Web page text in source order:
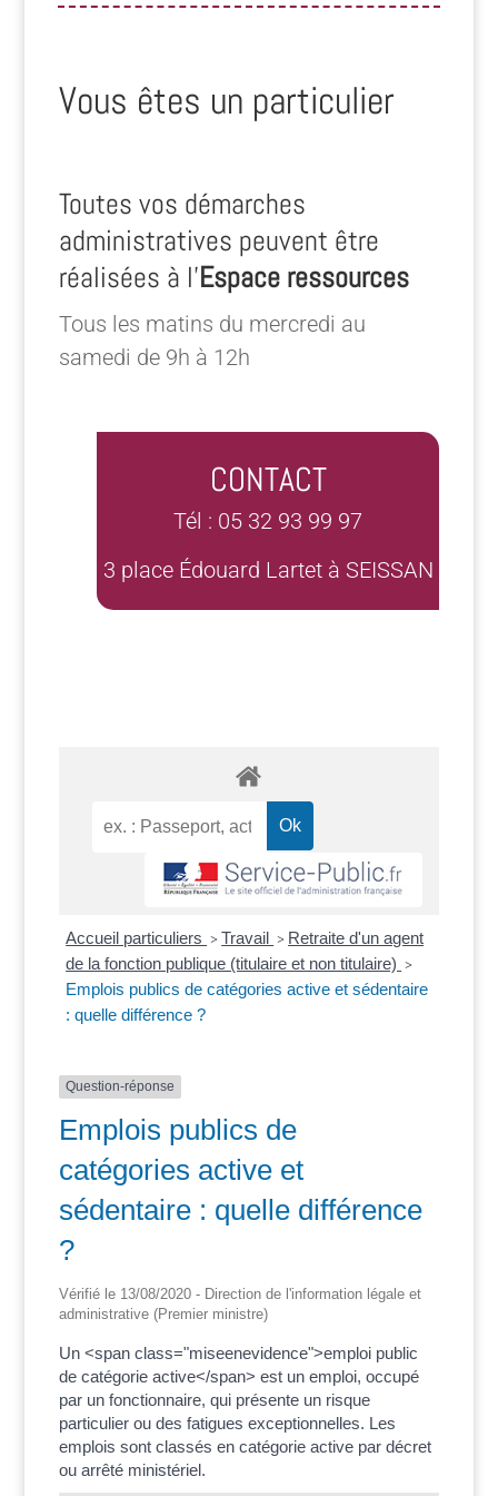
Vous êtes un particulier
Toutes vos démarches
administratives peuvent être
réalisées à l’Espace ressources
Tous les matins du mercredi au
samedi de 9h à 12h
CONTACT
Tél : 05 32 93 99 97
3 place Édouard Lartet à SEISSAN
Accueil particuliers > Travail > Retraite d'un agent
de la fonction publique (titulaire et non titulaire) >
Emplois publics de catégories active et sédentaire
: quelle différence ?
Question-réponse
Emplois publics de
catégories active et
sédentaire : quelle différence
?
Vérifié le 13/08/2020 - Direction de l'information légale et
administrative (Premier ministre)
Un <span class="miseenevidence">emploi public
de catégorie active</span> est un emploi, occupé
par un fonctionnaire, qui présente un risque
particulier ou des fatigues exceptionnelles. Les
emplois sont classés en catégorie active par décret
ou arrêté ministériel.